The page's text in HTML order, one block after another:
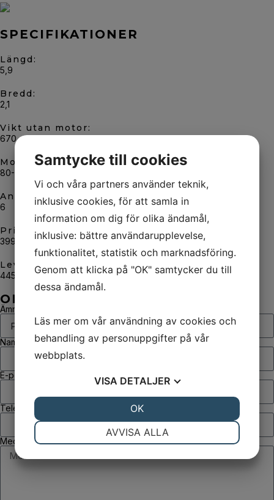
SPECIFIKATIONER
Längd:
5,9
Bredd:
2,1
Vikt utan motor:
670
Motorstyrka:
80-115 hk
Antal passagerare:
6
Pris från:
399 900 kr
Leveransklar:
445 445kr inkl Mercury 115 ProXS
OFFERTFORMULÄR
Ämne
Namn
E-post
Telefon
Meddelande
Samtycke till cookies
Vi och våra partners använder teknik,
inklusive cookies, för att samla in
information om dig för olika ändamål,
inklusive: bättre användarupplevelse,
funktionalitet, statistik och marknadsföring.
Genom att klicka på "OK" samtycker du till
dessa ändamål.
Läs mer om vår användning av cookies och
behandling av personuppgifter på vår
webbplats.
VISA DETALJER
AVVISA ALLA
OK